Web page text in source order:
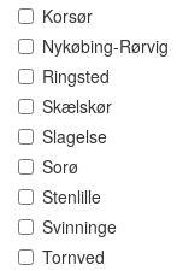
Korsør
Nykøbing-Rørvig
Ringsted
Skælskør
Slagelse
Sorø
Stenlille
Svinninge
Tornved